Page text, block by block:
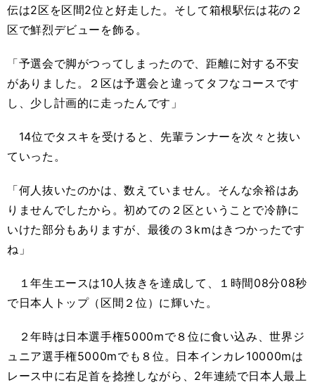
伝は2区を区間2位と好走した。そして箱根駅伝は花の２
区で鮮烈デビューを飾る。
「予選会で脚がつってしまったので、距離に対する不安
がありました。２区は予選会と違ってタフなコースです
し、少し計画的に走ったんです」
14位でタスキを受けると、先輩ランナーを次々と抜い
ていった。
「何人抜いたのかは、数えていません。そんな余裕はあ
りませんでしたから。初めての２区ということで冷静に
いけた部分もありますが、最後の３kmはきつかったです
ね」
１年生エースは10人抜きを達成して、１時間08分08秒
で日本人トップ（区間２位）に輝いた。
２年時は日本選手権5000mで８位に食い込み、世界ジ
ュニア選手権5000mでも８位。日本インカレ10000mは
レース中に右足首を捻挫しながら、2年連続で日本人最上